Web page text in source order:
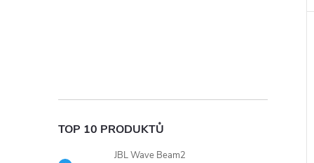
TOP 10 PRODUKTŮ
JBL Wave Beam2